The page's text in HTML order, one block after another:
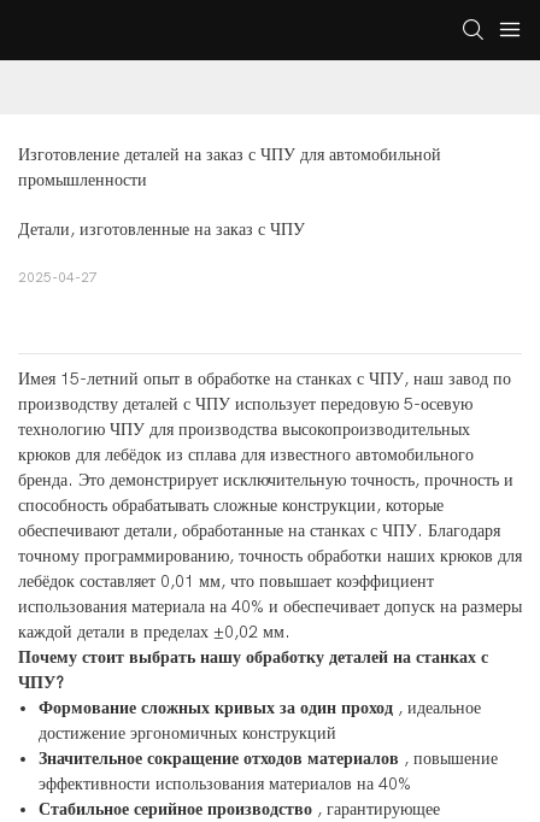
Изготовление деталей на заказ с ЧПУ для автомобильной
промышленности
Детали, изготовленные на заказ с ЧПУ
2025-04-27
Имея 15-летний опыт в обработке на станках с ЧПУ, наш завод по
производству деталей с ЧПУ использует передовую 5-осевую
технологию ЧПУ для производства высокопроизводительных
крюков для лебёдок из сплава для известного автомобильного
бренда. Это демонстрирует исключительную точность, прочность и
способность обрабатывать сложные конструкции, которые
обеспечивают детали, обработанные на станках с ЧПУ. Благодаря
точному программированию, точность обработки наших крюков для
лебёдок составляет 0,01 мм, что повышает коэффициент
использования материала на 40% и обеспечивает допуск на размеры
каждой детали в пределах ±0,02 мм.
Почему стоит выбрать нашу обработку деталей на станках с
ЧПУ?
Формование сложных кривых за один проход, идеальное
достижение эргономичных конструкций
Значительное сокращение отходов материалов , повышение
эффективности использования материалов на 40%
Стабильное серийное производство, гарантирующее